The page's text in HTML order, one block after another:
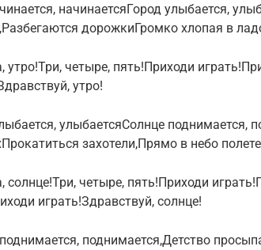
начинаетсяГород улыбается,
дорожкиГромко хлопая в
утро!Три, четыре, пять!Приходи
утро!
улыбаетсяСолнце поднимается,
захотели,Прямо в небо
солнце!Три, четыре, пять!Приходи
играть!Здравствуй, солнце!
поднимается,Детство